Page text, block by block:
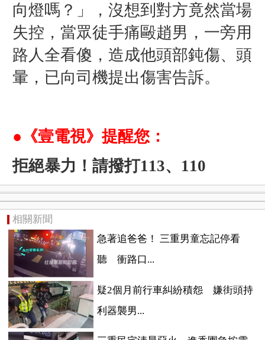
向燈嗎？」，沒想到對方竟然當場
失控，當眾徒手痛毆趙男，一旁用
路人全看傻，造成他頭部鈍傷、頭
暈，已向司機提出傷害告訴。
●《壹電視》提醒您：
拒絕暴力！請撥打113、110
相關新聞
急著追爸爸！ 三重男童忘記停看
聽 衝路口...
疑2個月前行車糾紛積怨 嫌街頭持
利器襲男...